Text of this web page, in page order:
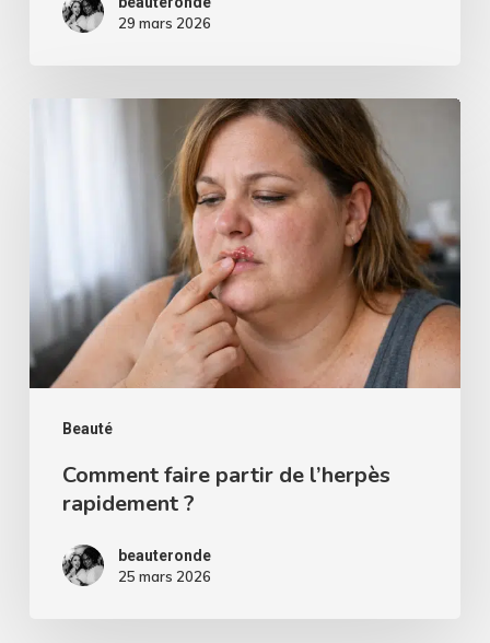
29 mars 2026
Beauté
rapidement
?
Comment faire partir de l’herpès
rapidement ?
beauteronde
25 mars 2026